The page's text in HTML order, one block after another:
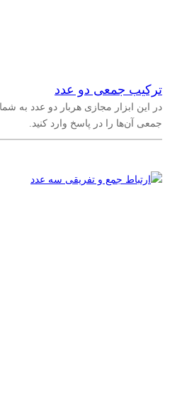
ترکیب جمعی دو عدد
در این ابزار مجازی هربار دو عدد به
جمعی آن‌ها را در پاسخ وارد کنید.